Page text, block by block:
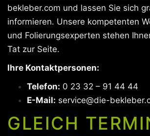
bekleber.com und lassen Sie sich
informieren. Unsere kompetenten
und Folierungsexperten stehen
Tat zur Seite.
Ihre Kontaktpersonen:
Telefon: 0 23 32 – 91 44 44
E-Mail: service@die-
GLEICH